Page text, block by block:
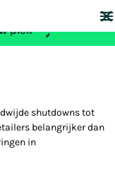
2026 is nu geopend:
plek
shutdowns tot
belangrijker dan
in